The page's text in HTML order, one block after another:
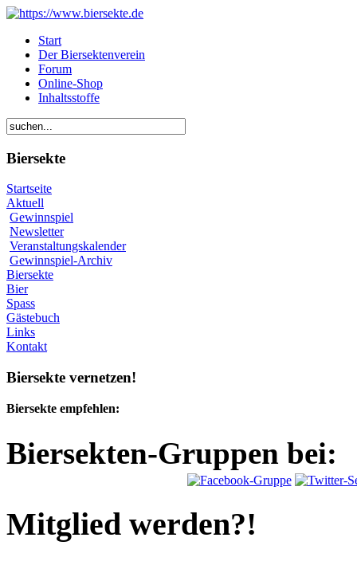
Start
Der Biersektenverein
Forum
Online-Shop
Inhaltsstoffe
Biersekte
Startseite
Aktuell
Gewinnspiel
Newsletter
Veranstaltungskalender
Gewinnspiel-Archiv
Biersekte
Bier
Spass
Gästebuch
Links
Kontakt
Biersekte vernetzen!
Biersekte empfehlen:
Biersekten-Gruppen bei:
Mitglied werden?!